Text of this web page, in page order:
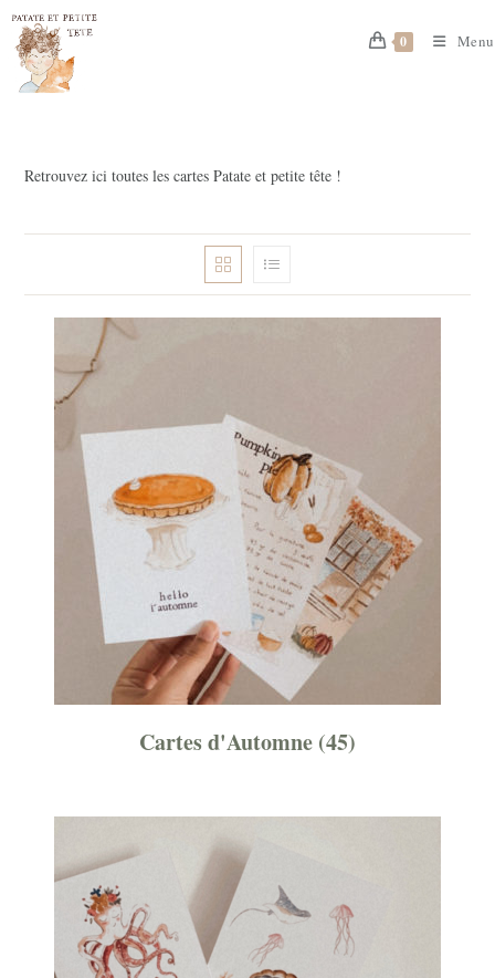
Skip
content
0 Menu
Retrouvez ici toutes les cartes Patate et petite tête !
Cartes d'Automne (45)